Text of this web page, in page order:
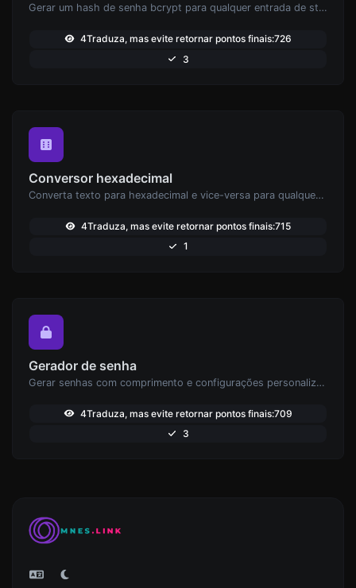
Gerar um hash de senha bcrypt para qualquer entrada de string.
4Traduza, mas evite retornar pontos finais:726
3
Conversor hexadecimal
Converta texto para hexadecimal e vice-versa para qualquer entrada de string.
4Traduza, mas evite retornar pontos finais:715
1
Gerador de senha
Gerar senhas com comprimento e configurações personalizadas.
4Traduza, mas evite retornar pontos finais:709
3